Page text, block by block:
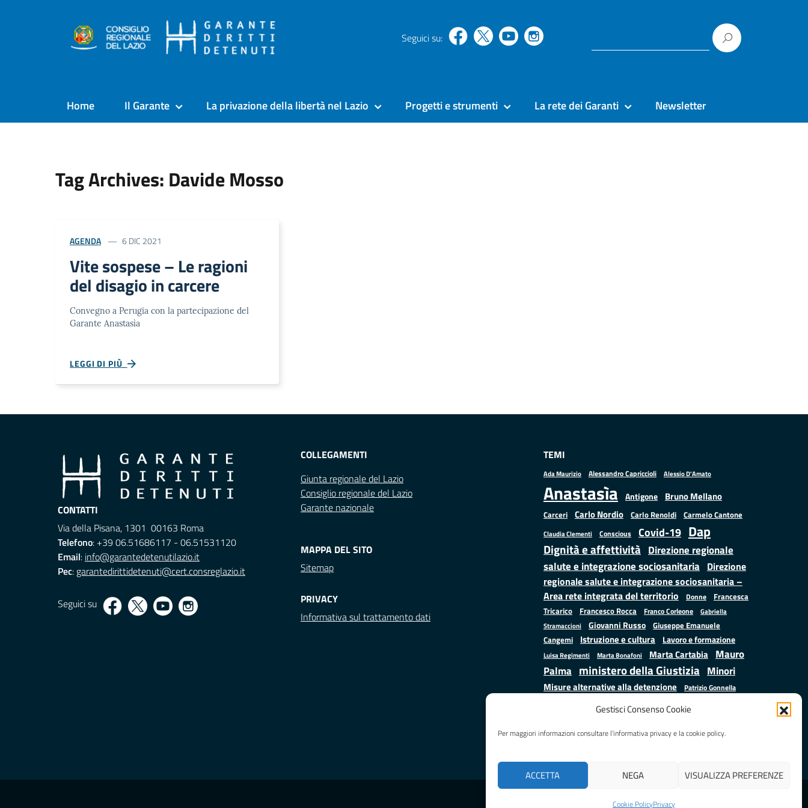
Gestisci Consenso Cookie
Per maggiori informazioni consultare l’informativa privacy e la cookie policy.
ACCETTA NEGA VISUALIZZA PREFERENZE
Cookie PolicyPrivacy
Seguici su:
Home Il Garante La privazione della libertà nel Lazio Progetti e strumenti La rete dei Garanti Newsletter
Tag Archives: Davide Mosso
AGENDA 6 DIC 2021
Vite sospese – Le ragioni
del disagio in carcere
Convegno a Perugia con la partecipazione del
Garante Anastasìa
LEGGI DI PIÙ
CONTATTI
Via della Pisana, 1301 00163 Roma
Telefono: +39 06.51686117 - 06.51531120
Email: info@garantedetenutilazio.it
Pec: garantedirittidetenuti@cert.consreglazio.it
Seguici su
COLLEGAMENTI
Giunta regionale del Lazio
Consiglio regionale del Lazio
Garante nazionale
MAPPA DEL SITO
Sitemap
PRIVACY
Informativa sul trattamento dati
TEMI
Ada Maurizio Alessandro Capriccioli Alessio D'Amato
Anastasìa Antigone Bruno Mellano
Carceri Carlo Nordio Carlo Renoldi Carmelo Cantone
Claudia Clementi Conscious Covid-19 Dap
Dignità e affettività Direzione regionale
salute e integrazione sociosanitaria Direzione
regionale salute e integrazione sociosanitaria –
Area rete integrata del territorio
Donne
Francesca
Tricarico
Francesco Rocca Franco Corleone
Gabriella
Stramaccioni
Giovanni Russo Giuseppe Emanuele
Cangemi
Istruzione e cultura Lavoro e formazione
Luisa Regimenti Marta Bonafoni Marta Cartabia Mauro
Palma ministero della Giustizia Minori
Misure alternative alla detenzione Patrizio Gonnella
Samuele Ciambriello
Mattarella Situazione in numeri
Stefano
Realizzato da